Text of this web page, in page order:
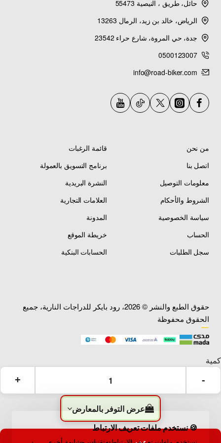
🍪 نستخدم ملفات تعريف الارتباط
عرض التوفر بالمعارض
حائل، طريق ، النيصية 55473
الرياض، خالد بن زيد، الرمال 13263
جدة، حي المروة، شارع حراء 23542
0500123007
info@road-biker.com
من نحن
اتصل بنا
معلومات التوصيل
الشروط والأحكام
سياسة الخصوصية
الحساب
سجل الطلبات
قائمة الرغبات
برنامج التسويق بالعمولة
النشرة البريدية
العلامات التجارية
المدونة
خريطة الموقع
الحسابات البنكية
حقوق الطبع والنشر © 2026، رود بايكر للدراجات النارية، جميع
الحقوق محفوظة